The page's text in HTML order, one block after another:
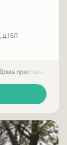
д.15Л
престарелых